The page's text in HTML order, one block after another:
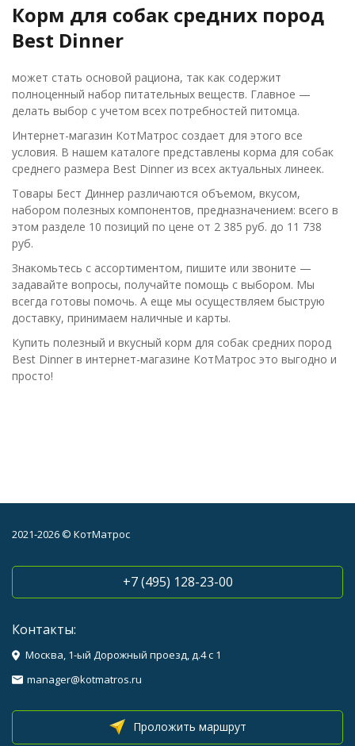
Корм для собак средних пород
Best Dinner
может стать основой рациона, так как содержит
полноценный набор питательных веществ. Главное —
делать выбор с учетом всех потребностей питомца.
Интернет-магазин КотМатрос создает для этого все
условия. В нашем каталоге представлены корма для собак
среднего размера Best Dinner из всех актуальных линеек.
Товары Бест Диннер различаются объемом, вкусом,
набором полезных компонентов, предназначением: всего в
этом разделе 10 позиций по цене от 2 385 руб. до 11 738
руб.
Знакомьтесь с ассортиментом, пишите или звоните —
задавайте вопросы, получайте помощь с выбором. Мы
всегда готовы помочь. А еще мы осуществляем быструю
доставку, принимаем наличные и карты.
Купить полезный и вкусный корм для собак средних пород
Best Dinner в интернет-магазине КотМатрос это выгодно и
просто!
2021-2026 © КотМатрос
+7 (495) 128-23-00
Контакты:
Москва, 1-ый Дорожный проезд, д.4 с 1
manager@kotmatros.ru
Проложить маршрут